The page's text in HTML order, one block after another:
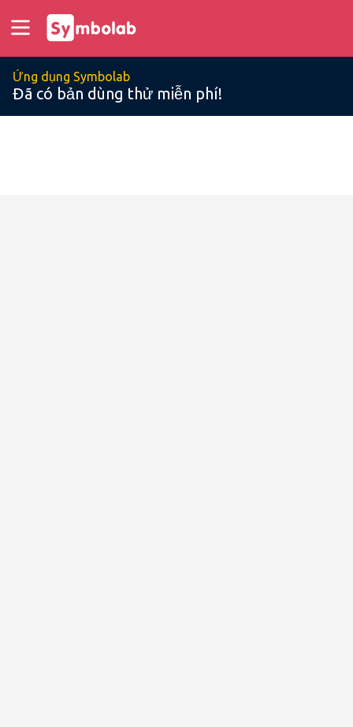
Ứng dụng Symbolab
Đã có bản dùng thử miễn phí!